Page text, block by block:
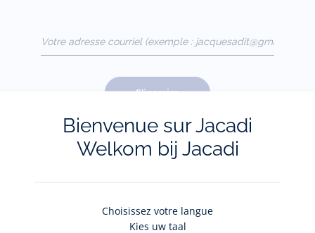
(exemple :
jacquesadit@gmail.com)
S'inscrire
Pour plus d'informations sur vos données personnelles,
Bienvenue sur Jacadi
Welkom bij Jacadi
Choisissez votre langue
Kies uw taal